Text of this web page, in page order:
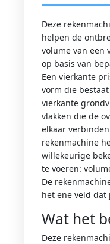
Deze
helpen de
volume van een
op basis van
Een vierkante
vorm die
vierkante
vlakken die de
elkaar
rekenmachine
willekeurige
te voeren:
De
het ene veld dat
Wat het
Deze